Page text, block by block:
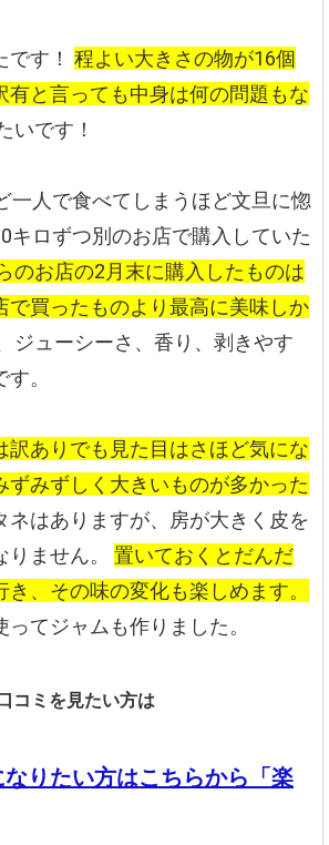
す！ 程よい大きさの物が16個
有と言っても中身は何の問題もな
いです！
人で食べてしまうほど文旦に惚
キロずつ別のお店で購入していた
のお店の2月末に購入したものは
で買ったものより最高に美味しか
ジューシーさ、香り、剥きやす
。
訳ありでも見た目はさほど気にな
ずみずしく大きいものが多かった
ネはありますが、房が大きく皮を
ません。
置いておくとだんだ
、その味の変化も楽しめます。
てジャムも作りました。
コミを見たい方は
りたい方はこちらから「楽